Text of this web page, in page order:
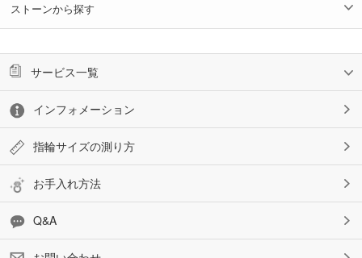
ストーンから探す
サービス一覧
インフォメーション
指輪サイズの測り方
お手入れ方法
Q&A